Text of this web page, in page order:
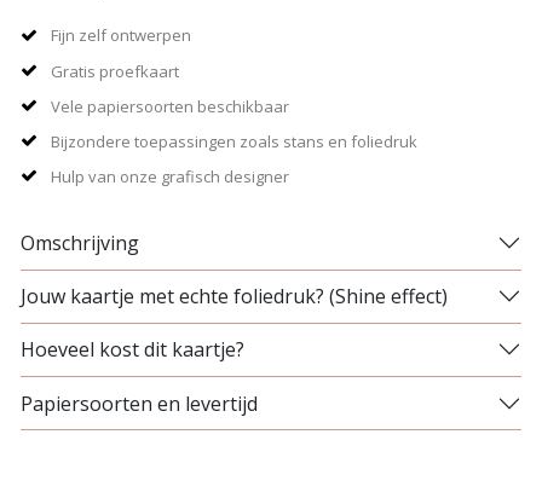
Fijn zelf ontwerpen
Gratis proefkaart
Vele papiersoorten beschikbaar
Bijzondere toepassingen zoals stans en foliedruk
Hulp van onze grafisch designer
Omschrijving
Jouw kaartje met echte foliedruk? (Shine effect)
Hoeveel kost dit kaartje?
Papiersoorten en levertijd